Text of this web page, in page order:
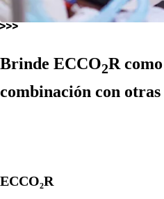
Brinde ECCO2R
combinación con
ECCO₂R